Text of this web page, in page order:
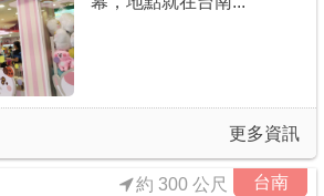
更多資訊
台南
約 300 公尺